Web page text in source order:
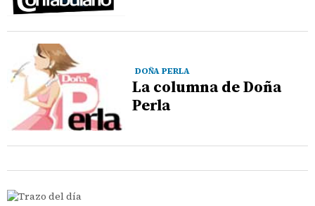
DOÑA PERLA
La columna de Doña
Perla